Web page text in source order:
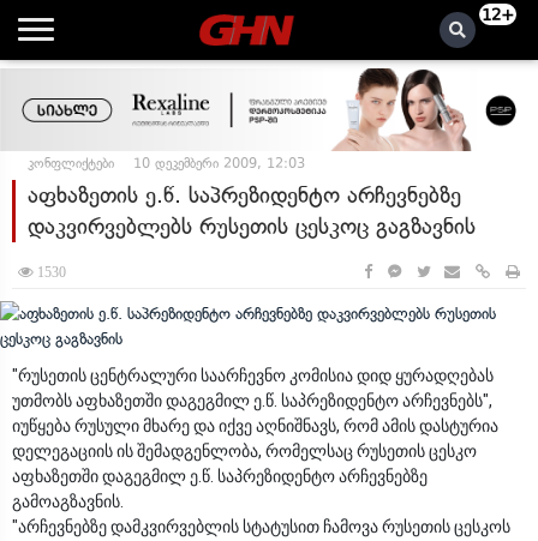
12+
კონფლიქტები 10 დეკემბერი 2009, 12:03
აფხაზეთის ე.წ. საპრეზიდენტო არჩევნებზე
დაკვირვებლებს რუსეთის ცესკოც გაგზავნის
1530
"რუსეთის ცენტრალური საარჩევნო კომისია დიდ ყურადღებას
უთმობს აფხაზეთში დაგეგმილ ე.წ. საპრეზიდენტო არჩევნებს",
იუწყება რუსული მხარე და იქვე აღნიშნავს, რომ ამის დასტურია
დელეგაციის ის შემადგენლობა, რომელსაც რუსეთის ცესკო
აფხაზეთში დაგეგმილ ე.წ. საპრეზიდენტო არჩევნებზე
გამოაგზავნის.
"არჩევნებზე დამკვირვებლის სტატუსით ჩამოვა რუსეთის ცესკოს